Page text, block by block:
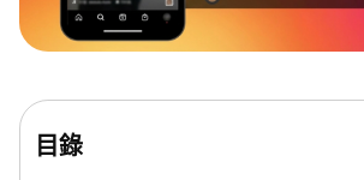
目錄